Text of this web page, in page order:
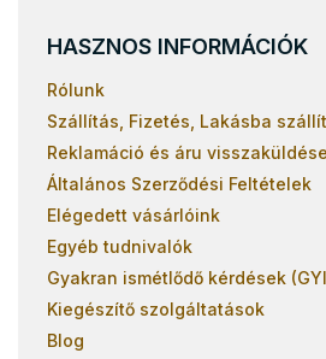
HASZNOS INFORMÁCIÓK
Rólunk
Szállítás, Fizetés, Lakásba
Reklamáció és áru visszaküldése
Általános Szerződési Feltételek
Elégedett vásárlóink
Egyéb tudnivalók
Gyakran ismétlődő kérdések
Kiegészítő szolgáltatások
Blog